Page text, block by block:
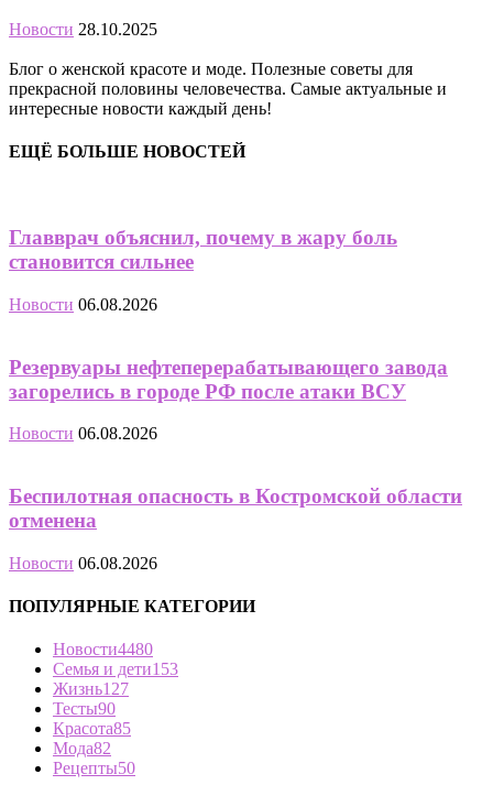
Новости 28.10.2025
Блог о женской красоте и моде. Полезные советы для
прекрасной половины человечества. Самые актуальные и
интересные новости каждый день!
ЕЩЁ БОЛЬШЕ НОВОСТЕЙ
Главврач объяснил, почему в жару боль
становится сильнее
Новости 06.08.2026
Резервуары нефтеперерабатывающего завода
загорелись в городе РФ после атаки ВСУ
Новости 06.08.2026
Беспилотная опасность в Костромской области
отменена
Новости 06.08.2026
ПОПУЛЯРНЫЕ КАТЕГОРИИ
Новости4480
Семья и дети153
Жизнь127
Тесты90
Красота85
Мода82
Рецепты50